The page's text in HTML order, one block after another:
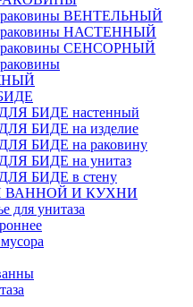
раковины ВЕНТЕЛЬНЫЙ
раковины НАСТЕННЫЙ
раковины СЕНСОРНЫЙ
БИДЕ настенный
БИДЕ на изделие
БИДЕ на раковину
БИДЕ на унитаз
БИДЕ в стену
ВАННОЙ И КУХНИ
для унитаза